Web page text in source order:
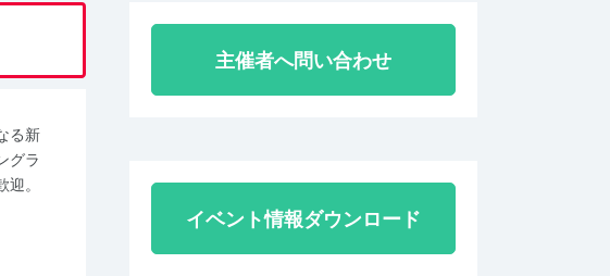
る新
グラ
。
主催者へ問い合わせ
イベント情報ダウンロード